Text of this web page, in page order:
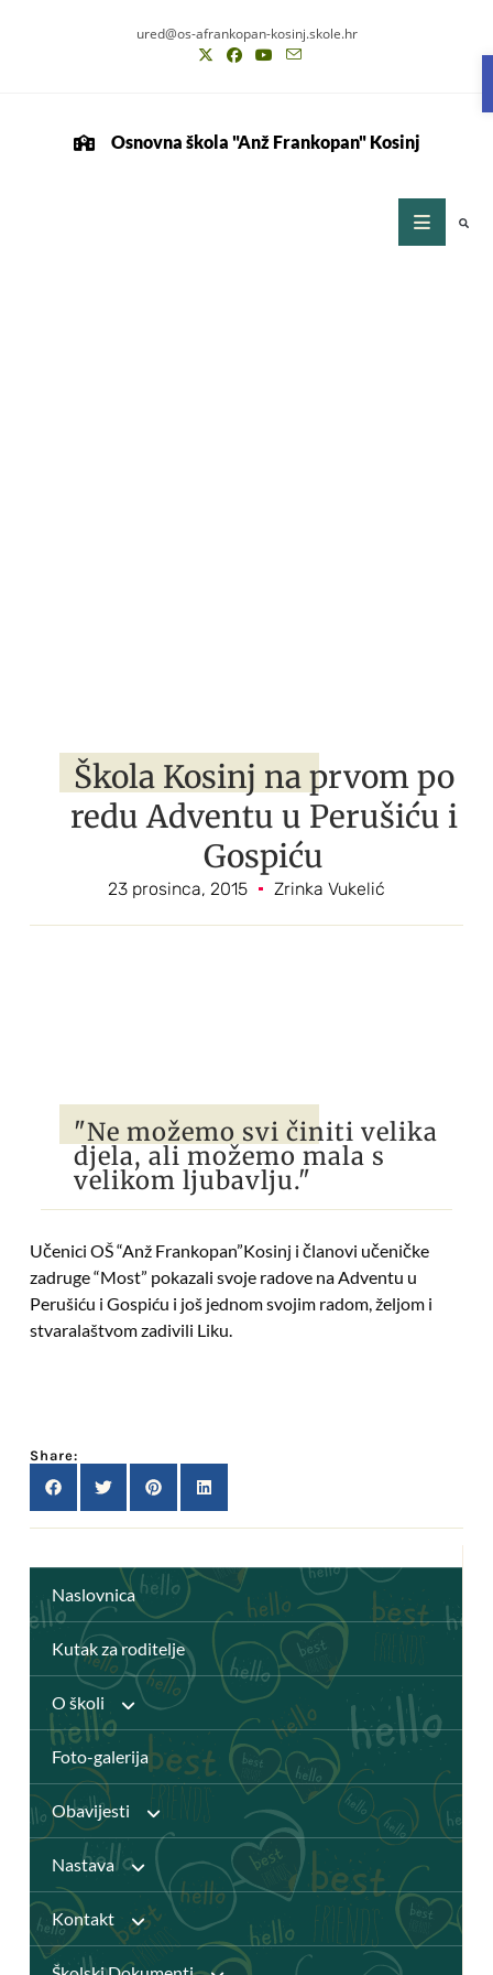
ured@os-afrankopan-kosinj.skole.hr
Osnovna škola "Anž Frankopan" Kosinj
Škola Kosinj na prvom po
redu Adventu u Perušiću i
Gospiću
23 prosinca, 2015 Zrinka Vukelić
Naslovnica
Kutak za roditelje
O školi
Anž Frankopan
Knjižnica
Katalog Knjižnice
Foto-galerija
Obavijesti
Javni pozivi
Natječaji
Nastava
Djelatnici
Kontakt
"Ne možemo svi činiti velika
djela, ali možemo mala s
velikom ljubavlju."
Učenici OŠ “Anž Frankopan”Kosinj i članovi učeničke
zadruge “Most” pokazali svoje radove na Adventu u
Perušiću i Gospiću i još jednom svojim radom, željom i
stvaralaštvom zadivili Liku.
Share: